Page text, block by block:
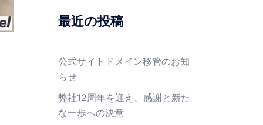
最近の投稿
公式サイトドメイン移管のお知
らせ
弊社12周年を迎え、感謝と新た
な一歩への決意